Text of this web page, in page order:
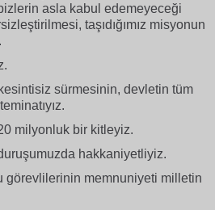
asla kabul edemeyeceği
taşıdığımız misyonun
sürmesinin, devletin tüm
milyonluk bir kitleyiz.
hakkaniyetliyiz.
görevlilerinin memnuniyeti milletin